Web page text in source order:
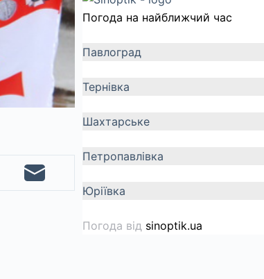
Погода на найближчий час
Павлоград
Тернівка
Шахтарське
Петропавлівка
Юріївка
Погода від sinoptik.ua